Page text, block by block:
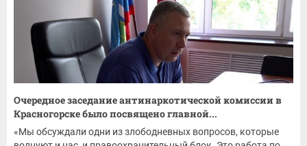
Очередное заседание антинаркотической комиссии в
Красногорске было посвящено главной...
«Мы обсуждали одни из злободневных вопросов, которые